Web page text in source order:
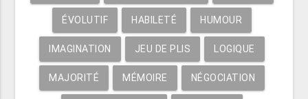
ÉVOLUTIF HABILETÉ HUMOUR
IMAGINATION JEU DE PLIS LOGIQUE
MAJORITÉ MÉMOIRE NÉGOCIATION